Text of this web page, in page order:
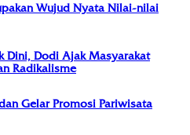
Wujud Nyata Nilai-nilai
Dini, Dodi Ajak Masyarakat
Radikalisme
Gelar Promosi Pariwisata